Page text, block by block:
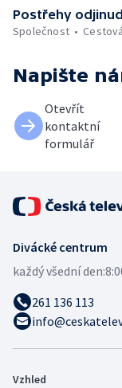
Postřehy odjinud
Společnost
Napište
Otevřít
kontaktní
formulář
Divácké centrum
každý všední den:
261 136 113
Vzhled